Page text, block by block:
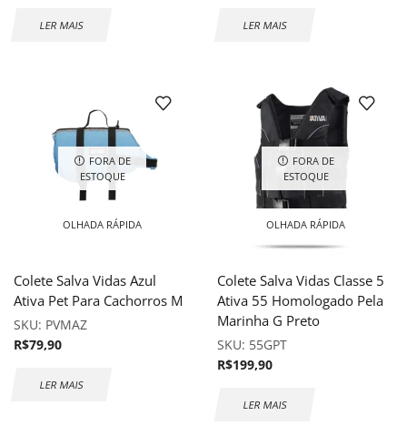
LER MAIS LER MAIS
FORA DE
ESTOQUE
OLHADA RÁPIDA
Colete Salva Vidas Azul
Ativa Pet Para Cachorros M
SKU: PVMAZ
R$79,90
LER MAIS
FORA DE
ESTOQUE
OLHADA RÁPIDA
Colete Salva Vidas Classe 5
Ativa 55 Homologado Pela
Marinha G Preto
SKU: 55GPT
R$199,90
LER MAIS